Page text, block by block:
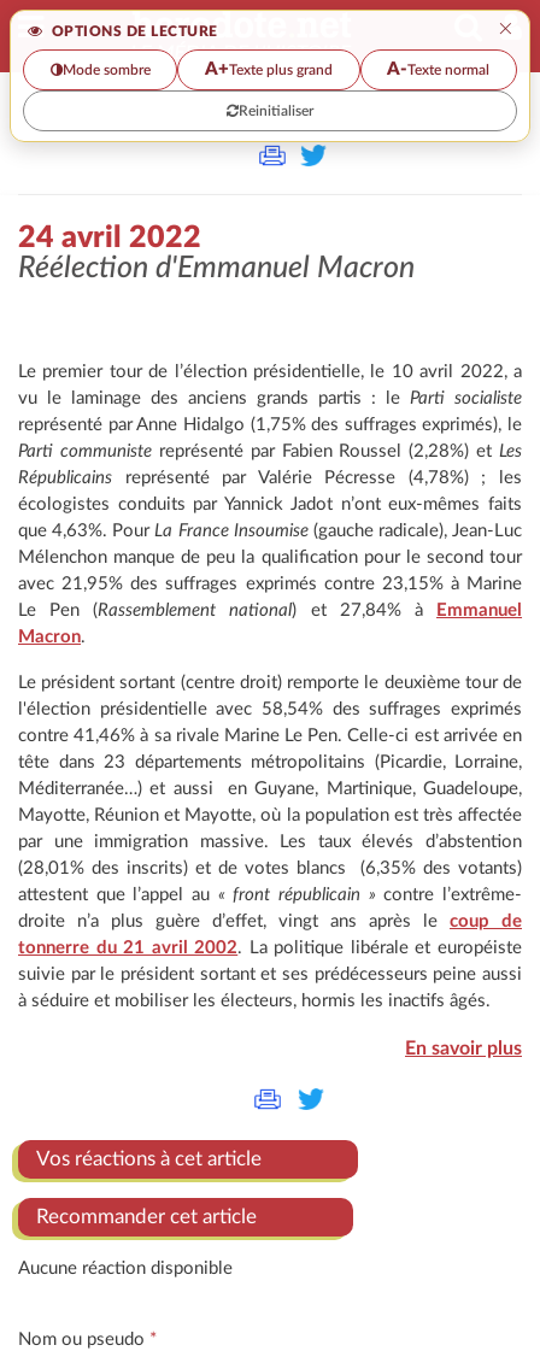
OPTIONS DE LECTURE ×
Mode sombre A+Texte plus grand A-Texte normal
Reinitialiser
>>
24 avril 2022
Réélection d'Emmanuel Macron
Le premier tour de l’élection présidentielle, le 10 avril 2022, a
vu le laminage des anciens grands partis : le Parti socialiste
représenté par Anne Hidalgo (1,75% des suffrages exprimés), le
Parti communistereprésenté par Fabien Roussel (2,28%) et Les
Républicains représenté par Valérie Pécresse (4,78%) ; les
écologistes conduits par Yannick Jadot n’ont eux-mêmes faits
que 4,63%. PourLa France Insoumise(gauche radicale), Jean-Luc
Mélenchon manque de peu la qualification pour le second tour
avec 21,95% des suffrages exprimés contre 23,15% à Marine
Le Pen (Rassemblement national) et 27,84% à
Emmanuel
Macron.
Le président sortant (centre droit) remporte le deuxième tour de
l'élection présidentielle avec 58,54% des suffrages exprimés
contre 41,46% à sa rivale Marine Le Pen. Celle-ci est arrivée en
tête dans 23 départements métropolitains (Picardie, Lorraine,
Méditerranée…) et aussi en Guyane, Martinique, Guadeloupe,
Mayotte, Réunion et Mayotte, où la population est très affectée
par une immigration massive. Les taux élevés d’abstention
(28,01% des inscrits) et de votes blancs (6,35% des votants)
attestent que l’appel au « front républicain »contre l’extrême-
droite n’a plus guère d’effet, vingt ans après le coup de
tonnerre du 21 avril 2002. La politique libérale et européiste
suivie par le président sortant et ses prédécesseurs peine aussi
à séduire et mobiliser les électeurs, hormis les inactifs âgés.
En savoir plus
Vos réactions à cet article
Recommander cet article
Aucune réaction disponible
Nom ou pseudo *